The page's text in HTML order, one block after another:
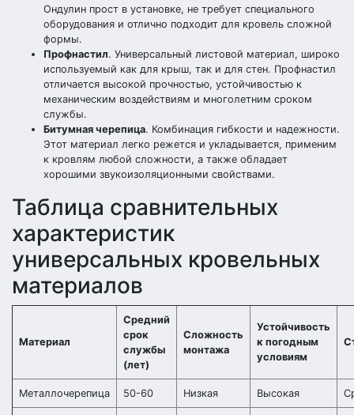
Ондулин прост в установке, не требует специального
оборудования и отлично подходит для кровель сложной
формы.
Профнастил. Универсальный листовой материал, широко
используемый как для крыш, так и для стен. Профнастил
отличается высокой прочностью, устойчивостью к
механическим воздействиям и многолетним сроком
службы.
Битумная черепица. Комбинация гибкости и надежности.
Этот материал легко режется и укладывается, применим
к кровлям любой сложности, а также обладает
хорошими звукоизоляционными свойствами.
Таблица сравнительных
характеристик
универсальных кровельных
материалов
Материал
Средний
срок
службы
(лет)
Сложность
монтажа
Устойчивость
к погодным
условиям
Металлочерепица 50-60 Низкая Высокая